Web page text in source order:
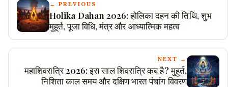
← PREVIOUS
Holika Dahan 2026: होलिका दहन की तिथि, शुभ
मुहूर्त, पूजा विधि, मंत्र और आध्यात्मिक महत्व
NEXT →
महाशिवरात्रि 2026: इस साल शिवरात्रि कब है? मुहूर्त,
निशिता काल समय और दक्षिण भारत पंचांग विवरण